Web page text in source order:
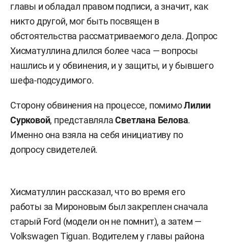
главы и обладал правом подписи, а значит, как
никто другой, мог быть посвящен в
обстоятельства рассматриваемого дела. Допрос
Хисматуллина длился более часа — вопросы
нашлись и у обвинения, и у защиты, и у бывшего
шефа-подсудимого.
Сторону обвинения на процессе, помимоЛилии
Сурковой, представлялаСветлана Белова.
Именно она взяла на себя инициативу по
допросу свидетелей.
Хисматуллин рассказал, что во время его
работы за Мироновым был закреплен сначала
старый Ford (модели он не помнит), а затем —
Volkswagen Tiguan. Водителем у главы района